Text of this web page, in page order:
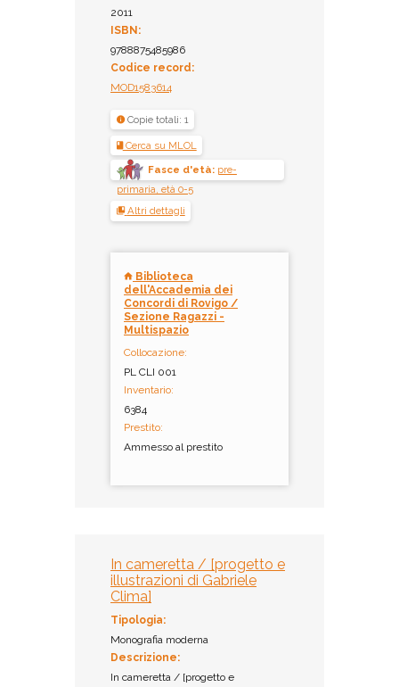
2011
ISBN:
9788875485986
Codice record:
MOD1583614
Copie totali: 1
Cerca su MLOL
Fasce d'età: pre-
primaria, età 0-5
Altri dettagli
Biblioteca
dell'Accademia dei
Concordi di Rovigo /
Sezione Ragazzi -
Multispazio
Collocazione:
PL CLI 001
Inventario:
6384
Prestito:
Ammesso al prestito
In cameretta / [progetto e
illustrazioni di Gabriele
Clima]
Tipologia:
Monografia moderna
Descrizione:
In cameretta / [progetto e